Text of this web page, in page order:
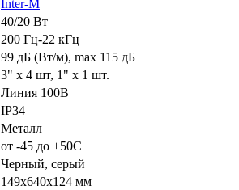
Inter-M
40/20 Вт
200 Гц-22 кГц
99 дБ (Вт/м), max 115 дБ
3" х 4 шт, 1" х 1 шт.
Линия 100В
IP34
Металл
от -45 до +50С
Черный, серый
149х640х124 мм